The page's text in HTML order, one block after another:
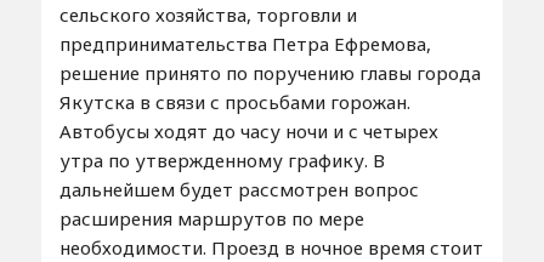
сельского хозяйства, торговли и
предпринимательства Петра Ефремова,
решение принято по поручению главы города
Якутска в связи с просьбами горожан.
Автобусы ходят до часу ночи и с четырех
утра по утвержденному графику. В
дальнейшем будет рассмотрен вопрос
расширения маршрутов по мере
необходимости. Проезд в ночное время стоит